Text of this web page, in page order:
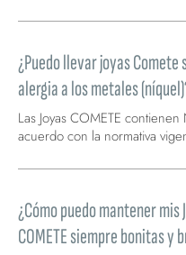
¿Puedo llevar joyas Comete
alergia a los metales
Las Joyas COMETE
acuerdo con la normativa
¿Cómo puedo mantener mis
COMETE siempre bonitas y